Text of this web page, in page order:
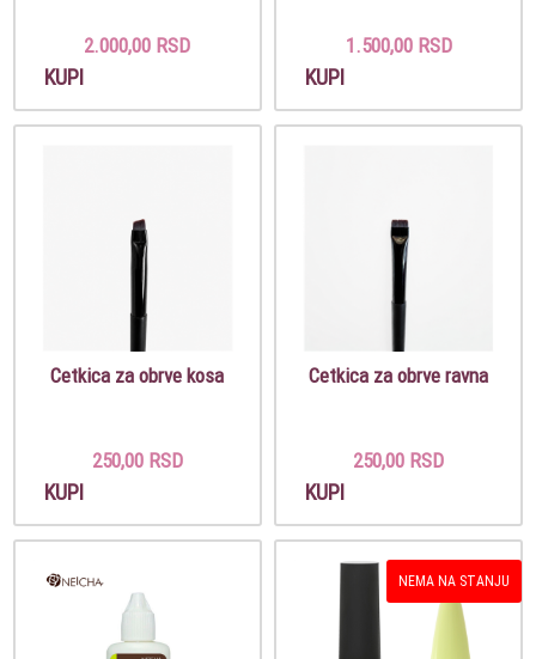
2.000,00 RSD
KUPI
1.500,00 RSD
KUPI
Cetkica za obrve kosa
250,00 RSD
KUPI
Cetkica za obrve ravna
250,00 RSD
KUPI
NEMA NA STANJU